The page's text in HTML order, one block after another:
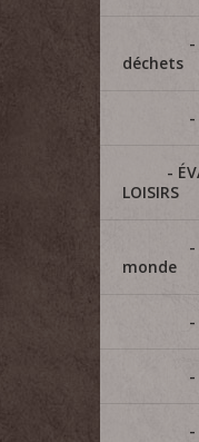
déchets
LOISIRS
monde